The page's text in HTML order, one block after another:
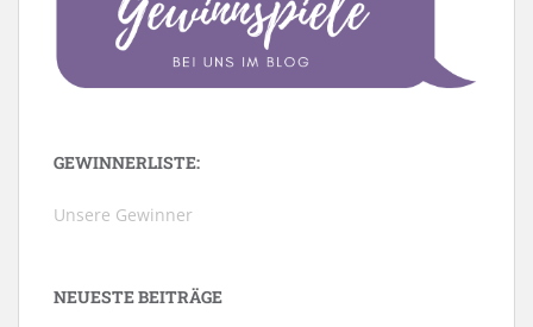
GEWINNERLISTE:
Unsere Gewinner
NEUESTE BEITRÄGE